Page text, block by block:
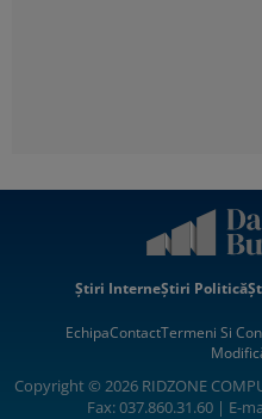
Știri InterneȘtiri Politică
EchipaContactTermeni Si
Copyright © 2026 RIDZONE
Fax: 037.860.31.60 | E-